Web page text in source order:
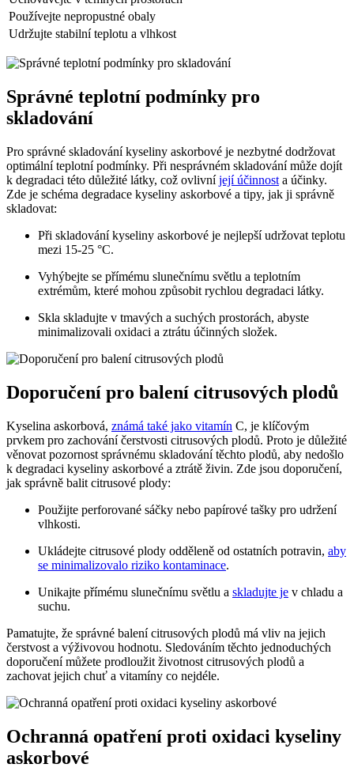
Používejte nepropustné obaly
Udržujte stabilní teplotu a vlhkost
Správné teplotní podmínky pro
skladování
Pro správné skladování kyseliny askorbové je nezbytné dodržovat
optimální teplotní podmínky. Při nesprávném skladování může dojít
k degradaci této důležité látky, což ovlivníjejí účinnost a účinky.
Zde je schéma degradace kyseliny askorbové a tipy, jak ji správně
skladovat:
Při skladování kyseliny askorbové je nejlepší udržovat teplotu
mezi 15-25 °C.
Vyhýbejte se přímému slunečnímu světlu a teplotním
extrémům, které mohou způsobit rychlou degradaci látky.
Skla skladujte v tmavých a suchých prostorách, abyste
minimalizovali oxidaci a ztrátu účinných složek.
Doporučení pro balení citrusových plodů
Kyselina askorbová, známá také jako vitamín C, je klíčovým
prvkem pro zachování čerstvosti citrusových plodů. Proto je důležité
věnovat pozornost správnému skladování těchto plodů, aby nedošlo
k degradaci kyseliny askorbové a ztrátě živin. Zde jsou doporučení,
jak správně balit citrusové plody:
Použijte perforované sáčky nebo papírové tašky pro udržení
vlhkosti.
Ukládejte citrusové plody odděleně od ostatních potravin, aby
se minimalizovalo riziko kontaminace.
Unikajte přímému slunečnímu světlu a skladujte je v chladu a
suchu.
Pamatujte, že správné balení citrusových plodů má vliv na jejich
čerstvost a výživovou hodnotu. Sledováním těchto jednoduchých
doporučení můžete prodloužit životnost citrusových plodů a
zachovat jejich chuť a vitamíny co nejdéle.
Ochranná opatření proti oxidaci kyseliny
askorbové